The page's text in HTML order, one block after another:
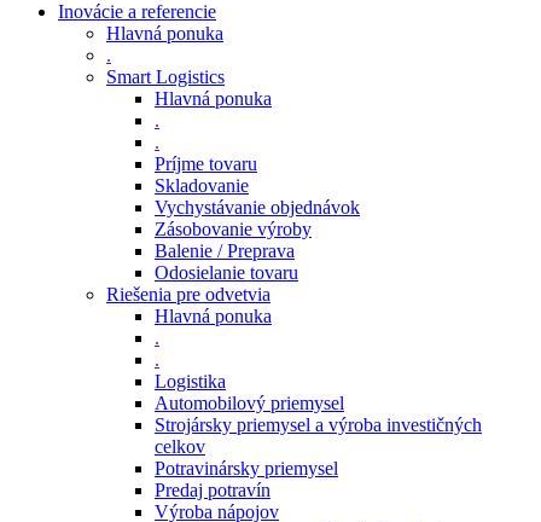
Inovácie a referencie
Hlavná ponuka
.
Smart Logistics
Hlavná ponuka
.
.
Príjme tovaru
Skladovanie
Vychystávanie objednávok
Zásobovanie výroby
Balenie / Preprava
Odosielanie tovaru
Riešenia pre odvetvia
Hlavná ponuka
.
.
Logistika
Automobilový priemysel
Strojársky priemysel a výroba investičných
celkov
Potravinársky priemysel
Predaj potravín
Výroba nápojov